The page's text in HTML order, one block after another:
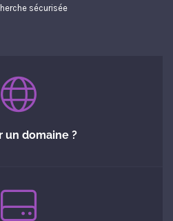
sécurisée
un domaine ?